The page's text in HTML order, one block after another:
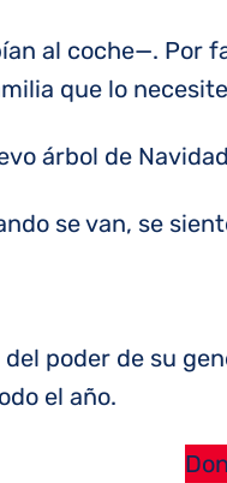
al coche—. Por
que lo
árbol de
se van, se
poder de su
el año.